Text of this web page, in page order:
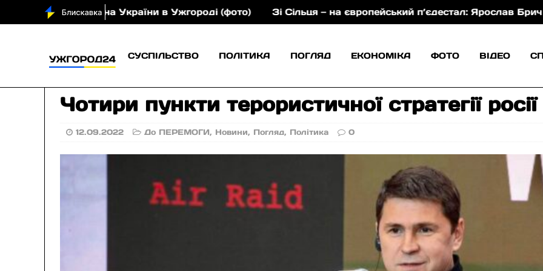
України в Ужгороді (фото) Зі Сільця — на європейський п’єдестал: Ярослав Брич здобув
СУСПІЛЬСТВО ПОЛІТИКА ПОГЛЯД ЕКОНОМІКА ФОТО ВІДЕО
Чотири пункти терористичної стратегії
12.09.2022 До ПЕРЕМОГИ, Новини, Погляд, Політика 0